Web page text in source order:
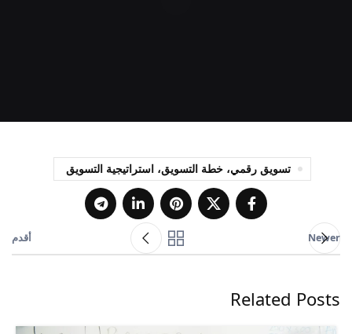
تسويق رقمي، خطة التسويق، استراتيجية التسويق
Newer أقدم
Related Posts